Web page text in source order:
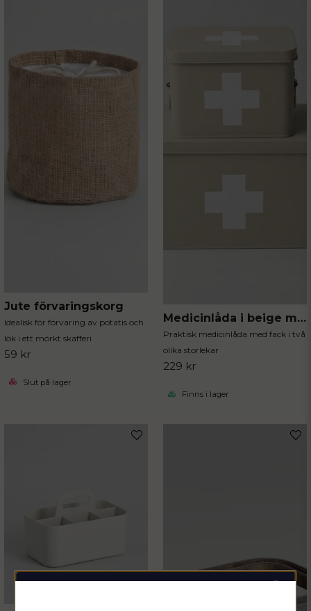
Jute förvaringskorg
Idealisk för förvaring av potatis och
lök i ett mörkt skafferi
59 kr
Slut på lager
Medicinlåda i beige metall
Praktisk medicinlåda med fack i två
olika storlekar
229 kr
Finns i lager